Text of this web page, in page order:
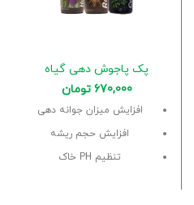
پک پاجوش دهی گیاه
670,000 تومان
افزایش میزان جوانه دهی
افزایش حجم ریشه
تنظیم PH خاک